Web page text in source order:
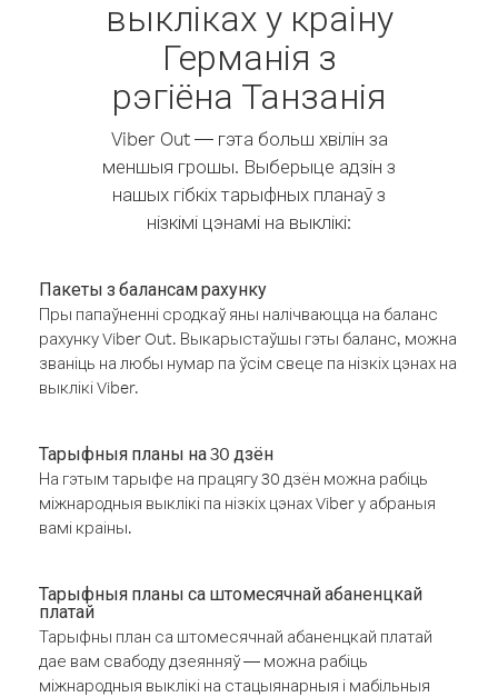
выкліках у краіну
Германія з
рэгіёна Танзанія
Viber Out — гэта больш хвілін за
меншыя грошы. Выберыце адзін з
нашых гібкіх тарыфных планаў з
нізкімі цэнамі на выклікі:
Пакеты з балансам рахунку
Пры папаўненні сродкаў яны налічваюцца на баланс
рахунку Viber Out. Выкарыстаўшы гэты баланс, можна
званіць на любы нумар па ўсім свеце па нізкіх цэнах на
выклікі Viber.
Тарыфныя планы на 30 дзён
На гэтым тарыфе на працягу 30 дзён можна рабіць
міжнародныя выклікі па нізкіх цэнах Viber у абраныя
вамі краіны.
Тарыфныя планы са штомесячнай абаненцкай
платай
Тарыфны план са штомесячнай абаненцкай платай
дае вам свабоду дзеянняў — можна рабіць
міжнародныя выклікі на стацыянарныя і мабільныя